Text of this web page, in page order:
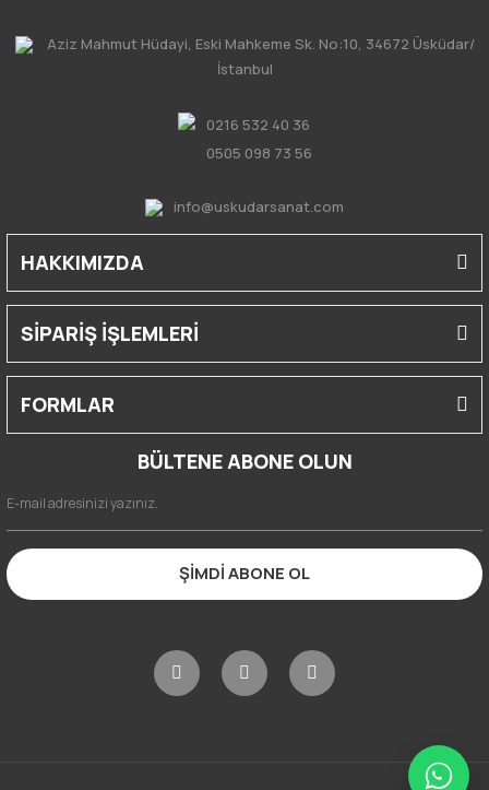
Aziz Mahmut Hüdayi, Eski Mahkeme Sk. No:10, 34672 Üsküdar/
İstanbul
0216 532 40 36
0505 098 73 56
info@uskudarsanat.com
HAKKIMIZDA
SİPARİŞ İŞLEMLERİ
FORMLAR
BÜLTENE ABONE OLUN
ŞİMDİ ABONE OL